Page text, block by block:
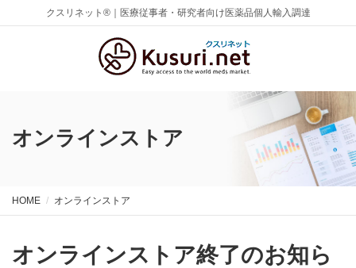
クスリネット®｜医療従事者・研究者向け医薬品個人輸入調達
オンラインストア
HOME オンラインストア
オンラインストア終了のお知ら